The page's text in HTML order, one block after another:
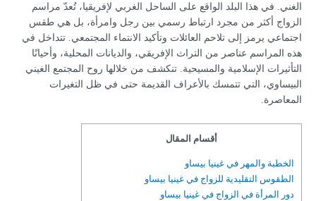
الغني. في هذا البلد الواقع على الساحل الغربي لإفريقيا، تُعدّ مراسم
الزواج أكثر من مجرد ارتباط رسمي بين رجل وامرأة، بل هي طقس
اجتماعي يرمز إلى تلاحم العائلات وتأكيد الانتماء المجتمعي. تتداخل في
هذه المراسم عناصر من التراث الإفريقي، والديانات المحلية، وأحيانًا
التأثيرات الإسلامية والمسيحية. تنكشف من خلالها روح المجتمع الغيني
البيساوي، التي تتمسك بالأعراف القديمة حتى في ظل التغيرات
المعاصرة.
أقسام المقال
الخطبة والمهر في غينيا بيساو
الطقوس التقليدية للزواج في غينيا بيساو
دور المرأة في الزواج في غينيا بيساو